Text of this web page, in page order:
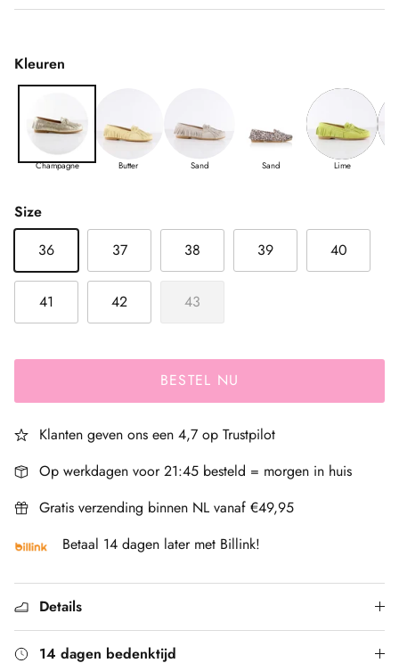
Kleuren
Butter Sand Sand Lime
Champagne
Size
36
37 38 39 40
41 42 43
BESTEL NU
Klanten geven ons een 4,7 op Trustpilot
Op werkdagen voor 21:45 besteld = morgen in huis
Gratis verzending binnen NL vanaf €49,95
Betaal 14 dagen later met Billink!
Details
14 dagen bedenktijd